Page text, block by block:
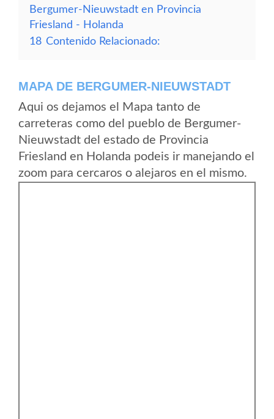
Bergumer-Nieuwstadt en Provincia
Friesland - Holanda
18 Contenido Relacionado:
MAPA DE BERGUMER-NIEUWSTADT
Aqui os dejamos el Mapa tanto de
carreteras como del pueblo de Bergumer-
Nieuwstadt del estado de Provincia
Friesland en Holanda podeis ir manejando el
zoom para cercaros o alejaros en el mismo.